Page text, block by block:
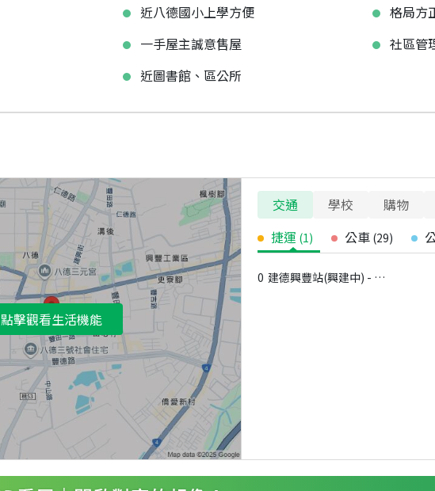
近八德國小上學方便
格局方
一手屋主誠意售屋
社區管
近圖書館、區公所
點擊觀看生活機能
交通 學校
購物
捷運 (1) 公車 (29)
0 建德興豐站(興建中) - 出口